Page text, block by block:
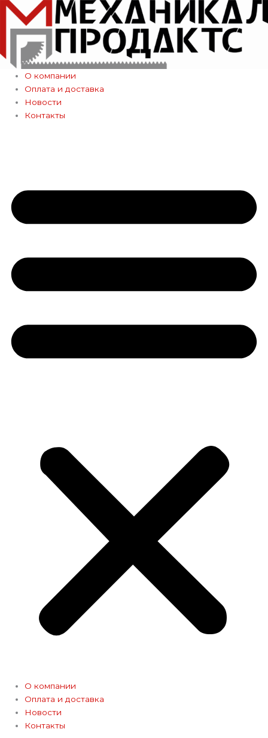
Перейти
содержимому
О компании
Оплата и доставка
Новости
Контакты
О компании
Оплата и доставка
Новости
Контакты